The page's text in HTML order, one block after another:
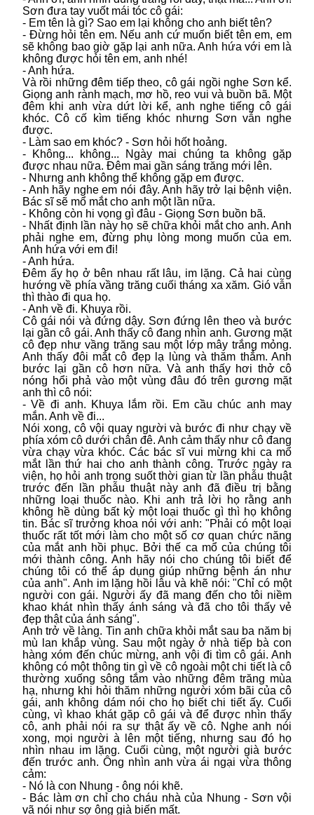
Sơn đưa tay vuốt mái tóc cô gái:
- Em tên là gì? Sao em lại không cho anh biết tên?
- Đừng hỏi tên em. Nếu anh cứ muốn biết tên em, em
sẽ không bao giờ gặp lại anh nữa. Anh hứa với em là
không được hỏi tên em, anh nhé!
- Anh hứa.
Và rồi những đêm tiếp theo, cô gái ngồi nghe Sơn kể.
Giọng anh rành mạch, mơ hồ, reo vui và buồn bã. Một
đêm khi anh vừa dứt lời kể, anh nghe tiếng cô gái
khóc. Cô cố kìm tiếng khóc nhưng Sơn vẫn nghe
được.
- Làm sao em khóc? - Sơn hỏi hốt hoảng.
- Không... không... Ngày mai chúng ta không gặp
được nhau nữa. Đêm mai gần sáng trăng mới lên.
- Nhưng anh không thể không gặp em được.
- Anh hãy nghe em nói đây. Anh hãy trở lại bệnh viện.
Bác sĩ sẽ mổ mắt cho anh một lần nữa.
- Không còn hi vọng gì đâu - Giọng Sơn buồn bã.
- Nhất định lần này họ sẽ chữa khỏi mắt cho anh. Anh
phải nghe em, đừng phụ lòng mong muốn của em.
Anh hứa với em đi!
- Anh hứa.
Đêm ấy họ ở bên nhau rất lâu, im lặng. Cả hai cùng
hướng về phía vầng trăng cuối tháng xa xăm. Gió vẫn
thì thào đi qua họ.
- Anh về đi. Khuya rồi.
Cô gái nói và đứng dậy. Sơn đứng lên theo và bước
lại gần cô gái. Anh thấy cô đang nhìn anh. Gương mặt
cô đẹp như vầng trăng sau một lớp mây trắng mỏng.
Anh thấy đôi mắt cô đẹp lạ lùng và thăm thẳm. Anh
bước lại gần cô hơn nữa. Và anh thấy hơi thở cô
nóng hổi phả vào một vùng đâu đó trên gương mặt
anh thì cô nói:
- Về đi anh. Khuya lắm rồi. Em cầu chúc anh may
mắn. Anh về đi...
Nói xong, cô vội quay người và bước đi như chạy về
phía xóm cô dưới chân đê. Anh cảm thấy như cô đang
vừa chạy vừa khóc. Các bác sĩ vui mừng khi ca mổ
mắt lần thứ hai cho anh thành công. Trước ngày ra
viện, họ hỏi anh trong suốt thời gian từ lần phẫu thuật
trước đến lần phẫu thuật này anh đã điều trị bằng
những loại thuốc nào. Khi anh trả lời họ rằng anh
không hề dùng bất kỳ một loại thuốc gì thì họ không
tin. Bác sĩ trưởng khoa nói với anh: "Phải có một loại
thuốc rất tốt mới làm cho một số cơ quan chức năng
của mắt anh hồi phục. Bởi thế ca mổ của chúng tôi
mới thành công. Anh hãy nói cho chúng tôi biết để
chúng tôi có thể áp dụng giúp những bệnh án như
của anh". Anh im lặng hồi lâu và khẽ nói: "Chỉ có một
người con gái. Người ấy đã mang đến cho tôi niềm
khao khát nhìn thấy ánh sáng và đã cho tôi thấy vẻ
đẹp thật của ánh sáng".
Anh trở về làng. Tin anh chữa khỏi mắt sau ba năm bị
mù lan khắp vùng. Sau một ngày ở nhà tiếp bà con
hàng xóm đến chúc mừng, anh vội đi tìm cô gái. Anh
không có một thông tin gì về cô ngoài một chi tiết là cô
thường xuống sông tắm vào những đêm trăng mùa
hạ, nhưng khi hỏi thăm những người xóm bãi của cô
gái, anh không dám nói cho họ biết chi tiết ấy. Cuối
cùng, vì khao khát gặp cô gái và để được nhìn thấy
cô, anh phải nói ra sự thật ấy về cô. Nghe anh nói
xong, mọi người à lên một tiếng, nhưng sau đó họ
nhìn nhau im lặng. Cuối cùng, một người già bước
đến trước anh. Ông nhìn anh vừa ái ngại vừa thông
cảm:
- Nó là con Nhung - ông nói khẽ.
- Bác làm ơn chỉ cho cháu nhà của Nhung - Sơn vội
vã nói như sợ ông già biến mất.